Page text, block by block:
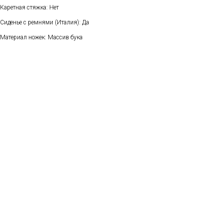
Каретная стяжка: Нет
Сиденье с ремнями (Италия): Да
Материал ножек: Массив бука